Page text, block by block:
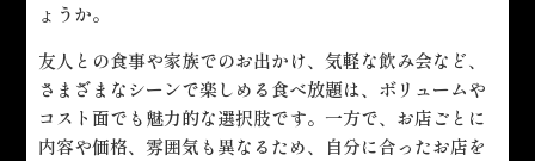
ょうか。
友人との食事や家族でのお出かけ、気軽な飲み会など、
さまざまなシーンで楽しめる食べ放題は、ボリュームや
コスト面でも魅力的な選択肢です。一方で、お店ごとに
内容や価格、雰囲気も異なるため、自分に合ったお店を